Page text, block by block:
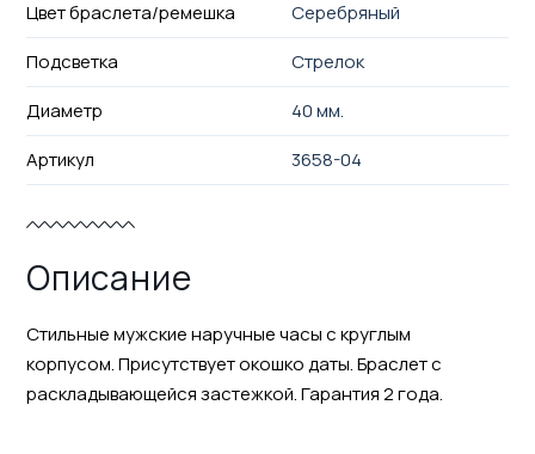
Цвет браслета/ремешка
Серебряный
Подсветка
Стрелок
Диаметр
40 мм.
Артикул
3658-04
Описание
Стильные мужские наручные часы с круглым
корпусом. Присутствует окошко даты. Браслет с
раскладывающейся застежкой. Гарантия 2 года.